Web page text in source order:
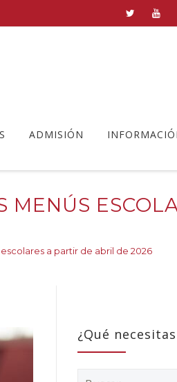
ADMISIÓN
MENÚS
a partir de abril de 2026
¿Qué